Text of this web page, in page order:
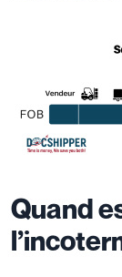
Quand